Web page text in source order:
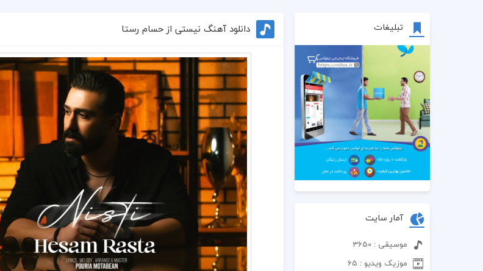
تبلیغات
آمار سایت
موسیقی : 3650
موزیک ویدیو : 65
دانلود آهنگ نیستی از حسام رستا